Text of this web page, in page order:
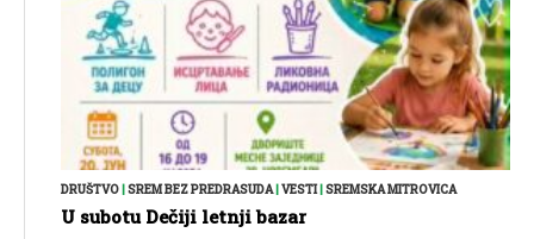
DRUŠTVO SREM BEZ PREDRASUDA| VESTI| SREMSKA MITROVICA
U subotu Dečiji letnji bazar